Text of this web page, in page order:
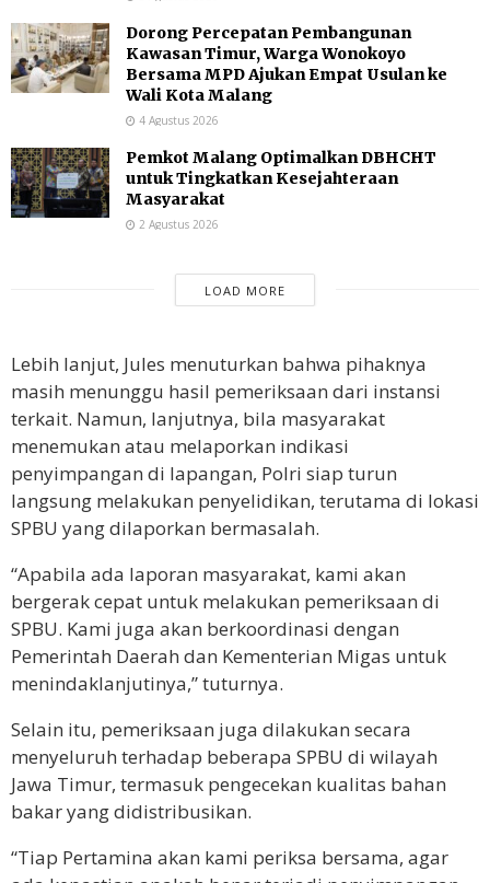
Dorong Percepatan Pembangunan
Kawasan Timur, Warga Wonokoyo
Bersama MPD Ajukan Empat Usulan ke
Wali Kota Malang
4 Agustus 2026
Pemkot Malang Optimalkan DBHCHT
untuk Tingkatkan Kesejahteraan
Masyarakat
2 Agustus 2026
LOAD MORE
Lebih lanjut, Jules menuturkan bahwa pihaknya
masih menunggu hasil pemeriksaan dari instansi
terkait. Namun, lanjutnya, bila masyarakat
menemukan atau melaporkan indikasi
penyimpangan di lapangan, Polri siap turun
langsung melakukan penyelidikan, terutama di lokasi
SPBU yang dilaporkan bermasalah.
“Apabila ada laporan masyarakat, kami akan
bergerak cepat untuk melakukan pemeriksaan di
SPBU. Kami juga akan berkoordinasi dengan
Pemerintah Daerah dan Kementerian Migas untuk
menindaklanjutinya,” tuturnya.
Selain itu, pemeriksaan juga dilakukan secara
menyeluruh terhadap beberapa SPBU di wilayah
Jawa Timur, termasuk pengecekan kualitas bahan
bakar yang didistribusikan.
“Tiap Pertamina akan kami periksa bersama, agar